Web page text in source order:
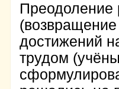
Преодоление
достижений
трудом